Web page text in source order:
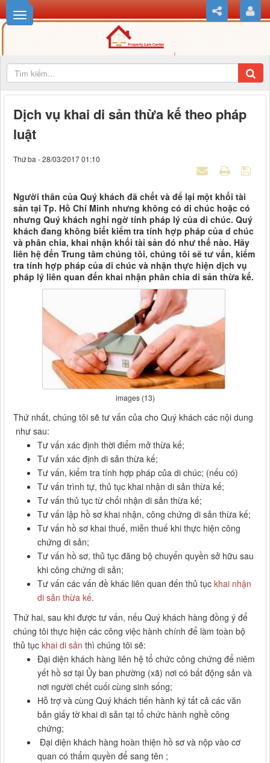
Dịch vụ khai di sản thừa kế theo pháp
luật
Thứ ba - 28/03/2017 01:10
Người thân của Quý khách đã chết và để lại một khối tài
sản tại Tp. Hồ Chí Minh nhưng không có di chúc hoặc có
nhưng Quý khách nghi ngờ tính pháp lý của di chúc. Quý
khách đang không biết kiểm tra tính hợp pháp của d chúc
và phân chia, khai nhận khối tài sản đó như thế nào. Hãy
liên hệ đến Trung tâm chúng tôi, chúng tôi sẽ tư vấn, kiểm
tra tính hợp pháp của di chúc và nhận thực hiện dịch vụ
pháp lý liên quan đến khai nhận phân chia di sản thừa kế.
images (13)
Thứ nhất, chúng tôi sẽ tư vấn của cho Quý khách các nội dung
như sau:
Tư vấn xác định thời điểm mở thừa kế;
Tư vấn xác định di sản thừa kế;
Tư vấn, kiểm tra tính hợp pháp của di chúc; (nếu có)
Tư vấn trình tự, thủ tục khai nhận di sản thừa kế;
Tư vấn thủ tục từ chối nhận di sản thừa kế;
Tư vấn lập hồ sơ khai nhận, công chứng di sản thừa kế;
Tư vấn hồ sơ khai thuế, miễn thuế khi thực hiện công
chứng di sản;
Tư vấn hồ sơ, thủ tục đăng bộ chuyển quyền sở hữu sau
khi công chứng di sản;
Tư vấn các vấn đề khác liên quan đến thủ tục khai nhận
di sản thừa kế.
Thứ hai, sau khi được tư vấn, nếu Quý khách hàng đồng ý để
chúng tôi thực hiện các công việc hành chính để làm toàn bộ
thủ tục khai di sản thì chúng tôi sẽ:
Đại diện khách hàng liên hệ tổ chức công chứng để niêm
yết hồ sơ tại Ủy ban phường (xã) nơi có bất động sản và
nơi người chết cuối cùng sinh sống;
Hỗ trợ và cùng Quý khách tiến hành ký tất cả các văn
bản giấy tờ khai di sản tại tổ chức hành nghề công
chứng;
Đại diện khách hàng hoàn thiện hồ sơ và nộp vào cơ
quan có thẩm quyền để sang tên ;